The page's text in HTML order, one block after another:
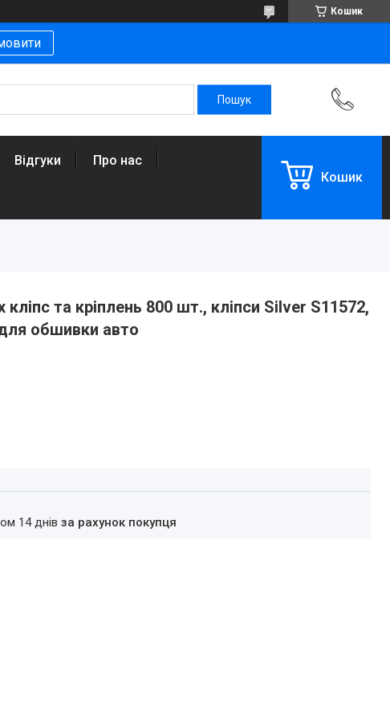
Кошик
Відгуки Про нас
Кошик
кліпс та кріплень 800 шт., кліпси Silver S11572,
для обшивки авто
14 днів за рахунок покупця